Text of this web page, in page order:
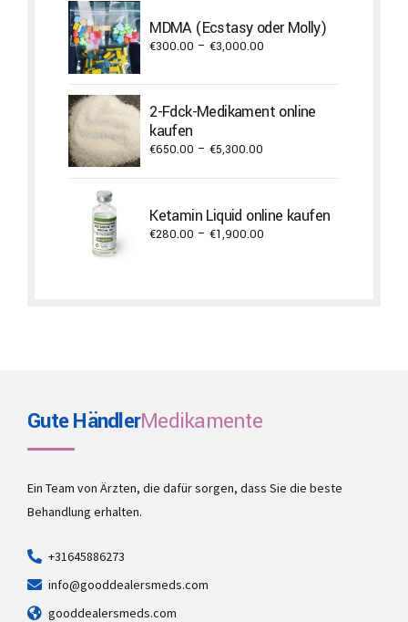
through
€3,800.00
MDMA (Ecstasy oder Molly)
€300.00 – €3,000.00
through
€3,000.00
2-Fdck-Medikament online
kaufen
€650.00 – €5,300.00
through
€5,300.00
Ketamin Liquid online kaufen
€280.00 – €1,900.00
Gute HändlerMedikamente
Ein Team von Ärzten, die dafür sorgen, dass Sie die beste
Behandlung erhalten.
+31645886273
info@gooddealersmeds.com
gooddealersmeds.com